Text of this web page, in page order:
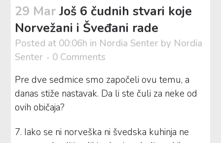
29 Mar Još 6 čudnih stvari koje
Norvežani i Šveđani rade
Posted at 00:06h in Nordia Senter by Nordia
Senter
0 Comments
Pre dve sedmice smo započeli ovu temu, a
danas stiže nastavak. Da li ste čuli za neke od
ovih običaja?
7. Iako se ni norveška ni švedska kuhinja ne